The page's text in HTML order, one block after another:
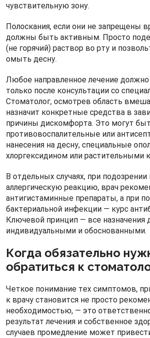
чувствительную зону.
Полоскания, если они не запрещены
должны быть активным. Просто
(не горячий) раствор во рту и
омыть десну.
Любое направленное лечение должно
только после консультации со
Стоматолог, осмотрев область
назначит конкретные средства в
причины дискомфорта. Это могут
противовоспалительные или
нанесения на десну, специальные
хлоргексидином или растительными
В отдельных случаях, при подозрении
аллергическую реакцию, врач
антигистаминные препараты, а при
бактериальной инфекции — курс
Ключевой принцип — все
индивидуальными и обоснованными.
Когда обязательно
обратиться к
Четкое понимание тех симптомов,
к врачу становится не просто
необходимостью, — это
результат лечения и собственное
случаев промедление может